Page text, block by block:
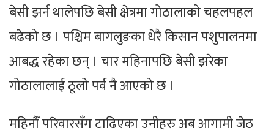
बेसी झर्न थालेपछि बेसी क्षेत्रमा गोठालाको चहलपहल
बढेको छ । पश्चिम बागलुङका धेरै किसान पशुपालनमा
आबद्ध रहेका छन् । चार महिनापछि बेसी झरेका
गोठालालाई ठूलो पर्व नै आएको छ ।
महिनौँ परिवारसँग टाढिएका उनीहरु अब आगामी जेठ